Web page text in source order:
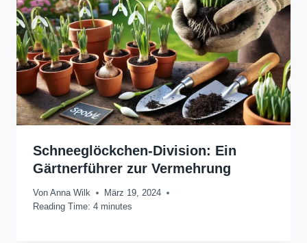
Schneeglöckchen-Division: Ein
Gärtnerführer zur Vermehrung
Von Anna Wilk
März 19, 2024
Reading Time: 4 minutes